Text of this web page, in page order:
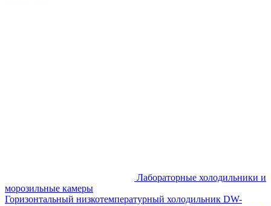
Лабораторные холодильники и
морозильные камеры
Горизонтальный низкотемпературный холодильник DW-